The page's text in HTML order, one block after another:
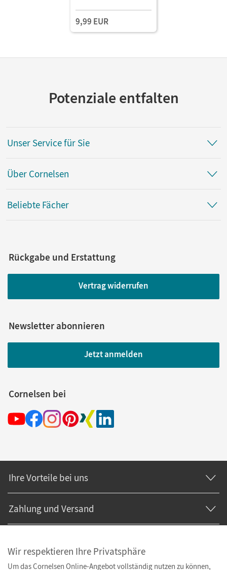
9,99 EUR
Potenziale entfalten
Unser Service für Sie
Über Cornelsen
Beliebte Fächer
Rückgabe und Erstattung
Vertrag widerrufen
Newsletter abonnieren
Jetzt anmelden
Cornelsen bei
Ihre Vorteile bei uns
Zahlung und Versand
Wir respektieren Ihre Privatsphäre
Um das Cornelsen Online-Angebot vollständig nutzen zu können,